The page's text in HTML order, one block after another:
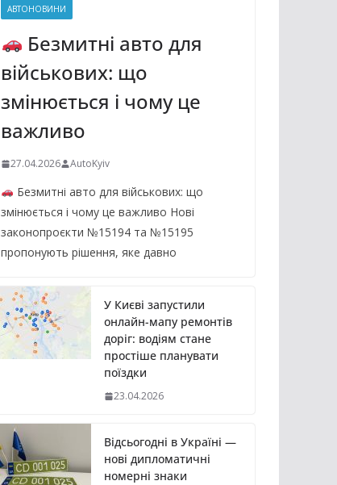
АВТОНОВИНИ
Безмитні авто для
військових: що
змінюється і чому це
важливо
27.04.2026 AutoKyiv
Безмитні авто для військових: що
змінюється і чому це важливо Нові
законопроєкти №15194 та №15195
пропонують рішення, яке давно
У Києві запустили
онлайн-мапу ремонтів
доріг: водіям стане
простіше планувати
поїздки
23.04.2026
Відсьогодні в Україні —
нові дипломатичні
номерні знаки